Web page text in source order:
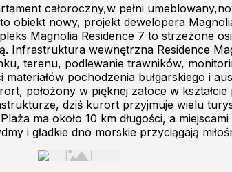
całoroczny,w pełni
obiekt nowy, projekt dewelopera
Magnolia Residence 7 to strzeżone
Infrastruktura wewnętrzna Residence
terenu, podlewanie trawników,
pochodzenia bułgarskiego i
położony w pięknej zatoce w kształcie
dziś kurort przyjmuje wielu
ma około 10 km długości, a
i gładkie dno morskie przyciągają